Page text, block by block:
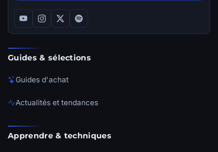
Guides & sélections
Guides d'achat
Actualités et tendances
Apprendre & techniques